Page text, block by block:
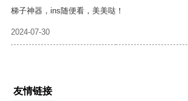
梯子神器，ins随便看，美美哒！
2024-07-30
友情链接